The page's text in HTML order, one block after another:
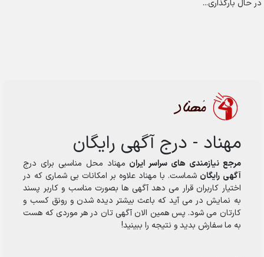
در حال بارگذاری...
مهناد - درج آگهی رایگان
مرجع نیازمندی های سراسر ایران مهناد محل مناسبی برای درج
آگهی رایگان شماست. با مهناد علاوه بر امکانات بی شماری که در
اختیار کاربران قرار می دهد آگهی ها بصورت مناسب و کاربر پسند
به نمایش در می آید که باعث بیشتر دیده شدن و رونق کسب و
کارتان می شود. پس همین الان آگهی تان در هر موردی که هست
به ما سفارش بدید و نتیجه را ببینید!